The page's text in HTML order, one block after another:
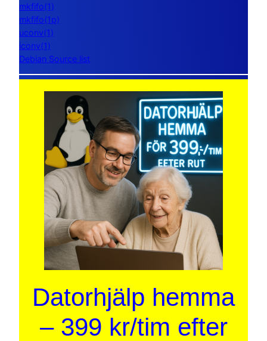
mkfifo(1)
mkfifo(1p)
uconv(1)
iconv(1)
Debian Source list
Datorhjälp hemma
– 399 kr/tim efter